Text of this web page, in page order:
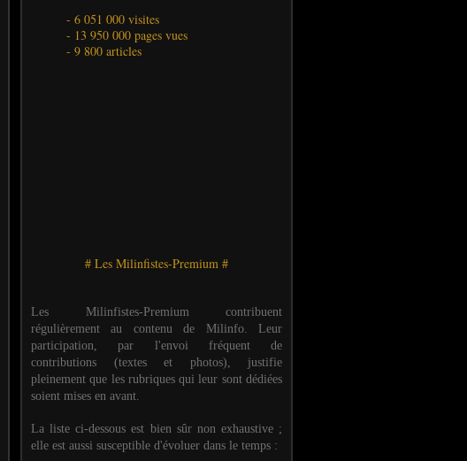
- 6 051 000 visites
- 13 950 000 pages vues
- 9 800 articles
# Les Milinfistes-Premium #
Les Milinfistes-Premium contribuent
régulièrement au contenu de Milinfo. Leur
participation, par l'envoi fréquent de
contributions (textes et photos), justifie
pleinement que les rubriques qui leur sont dédiées
soient mises en avant.
La liste ci-dessous est bien sûr non exhaustive ;
elle est aussi susceptible d'évoluer dans le temps :